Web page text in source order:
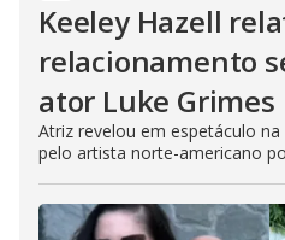
Keeley Hazell
relacionamento
ator Luke Grimes
Atriz revelou em espetáculo
pelo artista norte-americano